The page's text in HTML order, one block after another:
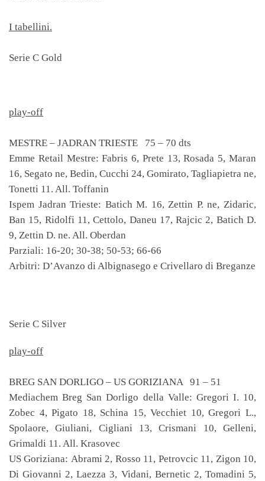
I tabellini.
Serie C Gold
play-off
MESTRE – JADRAN TRIESTE 75 – 70 dts
Emme Retail Mestre: Fabris 6, Prete 13, Rosada 5, Maran
16, Segato ne, Bedin, Cucchi 24, Gomirato, Tagliapietra ne,
Tonetti 11. All. Toffanin
Ispem Jadran Trieste: Batich M. 16, Zettin P. ne, Zidaric,
Ban 15, Ridolfi 11, Cettolo, Daneu 17, Rajcic 2, Batich D.
9, Zettin D. ne. All. Oberdan
Parziali: 16-20; 30-38; 50-53; 66-66
Arbitri: D’Avanzo di Albignasego e Crivellaro di Breganze
Serie C Silver
play-off
BREG SAN DORLIGO – US GORIZIANA 91 – 51
Mediachem Breg San Dorligo della Valle: Gregori I. 10,
Zobec 4, Pigato 18, Schina 15, Vecchiet 10, Gregori L.,
Spolaore, Giuliani, Cigliani 13, Crismani 10, Gelleni,
Grimaldi 11. All. Krasovec
US Goriziana: Abrami 2, Rosso 11, Petrovcic 11, Zigon 10,
Di Giovanni 2, Laezza 3, Vidani, Bernetic 2, Tomadini 5,